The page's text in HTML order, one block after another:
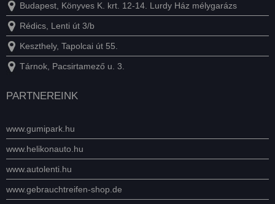
Budapest, Könyves K. krt. 12-14. Lurdy Ház mélygarázs
Rédics, Lenti út 3/b
Keszthely, Tapolcai út 55.
Tárnok, Pacsirtamező u. 3.
PARTNEREINK
www.gumipark.hu
www.helikonauto.hu
www.autolenti.hu
www.gebrauchtreifen-shop.de